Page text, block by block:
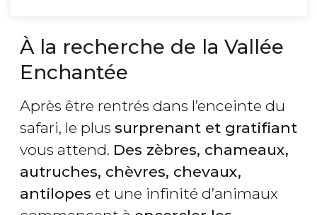
À la recherche de la Vallée
Enchantée
Après être rentrés dans l’enceinte du
safari, le plus surprenant et gratifiant
vous attend. Des zèbres, chameaux,
autruches, chèvres, chevaux,
antilopes et une infinité d’animaux